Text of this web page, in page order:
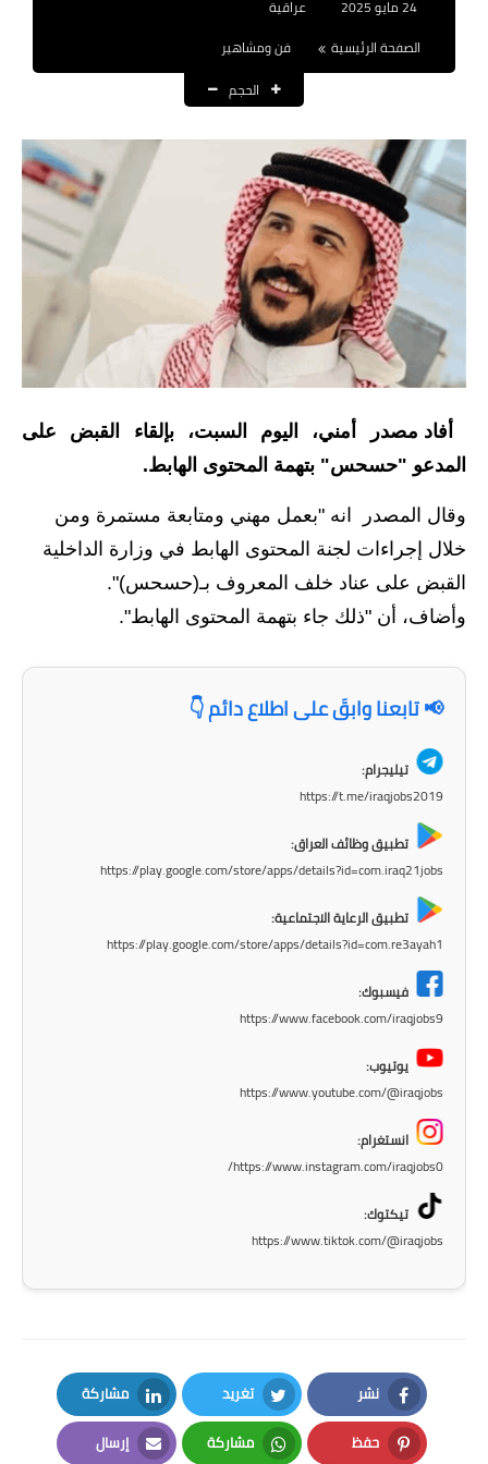
العقود والاجور اليومية
قطع الاراضي
اخبار العراق
الاخبار السياسية
الاخبار الامنية
الاخبار الاقتصادية
الاخبار الرياضية
المدارس
نتائج الامتحانات
المرحلة الاعدادية
المرحلة الابتدائية
المرحلة المتوسطة
24 مايو 2025
عراقية
الصفحة الرئيسية
فن ومشاهير
الحجم
أفاد مصدر أمني، اليوم السبت، بإلقاء القبض على
المدعو "حسحس" بتهمة المحتوى الهابط.
وقال المصدر انه "بعمل مهني ومتابعة مستمرة ومن
خلال إجراءات لجنة المحتوى الهابط في وزارة الداخلية
القبض على عناد خلف المعروف بـ(حسحس)".
وأضاف، أن "ذلك جاء بتهمة المحتوى الهابط".
📢 تابعنا وابقَ على اطلاع دائم 👇
تيليجرام:
https://t.me/iraqjobs2019
تطبيق وظائف العراق:
https://play.google.com/store/apps/details?id=com.iraq21jobs
تطبيق الرعاية الاجتماعية:
https://play.google.com/store/apps/details?id=com.re3ayah1
فيسبوك:
https://www.facebook.com/iraqjobs9
يوتيوب:
https://www.youtube.com/@iraqjobs
انستغرام:
https://www.instagram.com/iraqjobs0/
تيكتوك:
https://www.tiktok.com/@iraqjobs
نشر
Facebook
تغريد
Twitter
مشاركة
LinkedIn
حفظ مشاركة إرسال